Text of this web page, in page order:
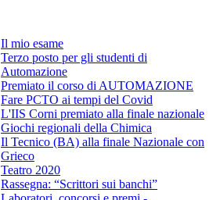
Il mio esame
Terzo posto per gli studenti di
Automazione
Premiato il corso di AUTOMAZIONE
Fare PCTO ai tempi del Covid
L'IIS Corni premiato alla finale nazionale
Giochi regionali della Chimica
Il Tecnico (BA) alla finale Nazionale con
Grieco
Teatro 2020
Rassegna: “Scrittori sui banchi”